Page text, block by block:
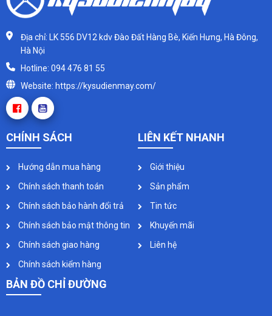
Địa chỉ: LK 556 DV12 kdv Đào Đất Hàng Bè, Kiến Hưng, Hà Đông,
Hà Nội
Hotline: 094 476 81 55
Website: https://kysudienmay.com/
CHÍNH SÁCH
Hướng dẫn mua hàng
Chính sách thanh toán
Chính sách bảo hành đổi trả
Chính sách bảo mật thông tin
Chính sách giao hàng
Chính sách kiểm hàng
LIÊN KẾT NHANH
Giới thiệu
Sản phẩm
Tin tức
Khuyến mãi
Liên hệ
BẢN ĐỒ CHỈ ĐƯỜNG